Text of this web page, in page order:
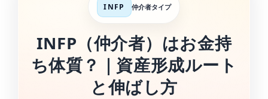
INFP 仲介者タイプ
INFP（仲介者）はお金持
ち体質？｜資産形成ルート
と伸ばし方